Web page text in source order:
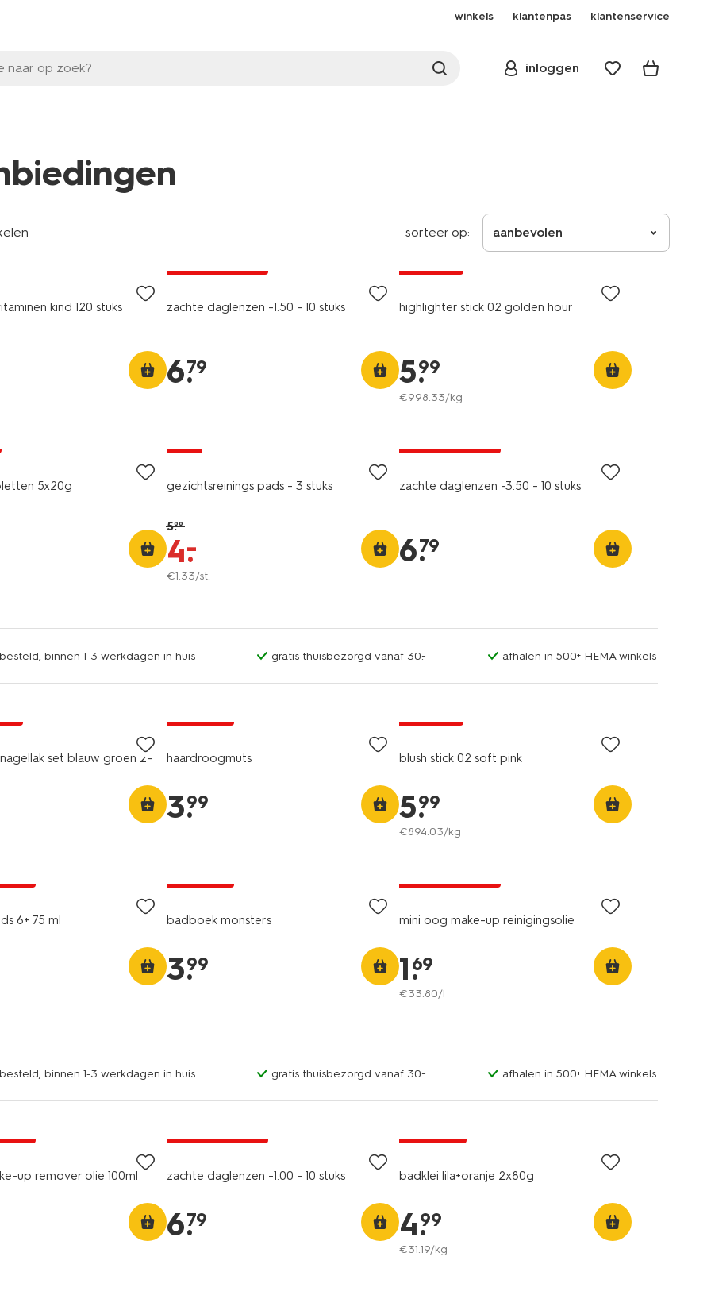
winkels klantenpas klantenservice
naar op zoek? inloggen
sorteer op: aanbevolen
kind 120 stuks zachte daglenzen -1.50 - 10 stuks
6.
79
vegan
highlighter stick 02 golden hour
5.
99
€998.33/kg
5x20g gezichtsreinings pads - 3 stuks
5.99
4.
–
€1.33/st.
zachte daglenzen -3.50 - 10 stuks
6.
79
binnen 1-3 werkdagen in huis gratis thuisbezorgd vanaf 30.- afhalen in 500+ HEMA winkels
set blauw groen 2-
haardroogmuts
3.
99
blush stick 02 soft pink
5.
99
€894.03/kg
6+ 75 ml badboek monsters
3.
99
mini oog make-up reinigingsolie
1.
69
€33.80/l
binnen 1-3 werkdagen in huis gratis thuisbezorgd vanaf 30.- afhalen in 500+ HEMA winkels
up remover olie 100ml zachte daglenzen -1.00 - 10 stuks
6.
79
badklei lila+oranje 2x80g
4.
99
€31.19/kg